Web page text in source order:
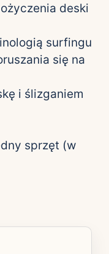
deski
surfingu
się na
i ślizganiem
sprzęt (w